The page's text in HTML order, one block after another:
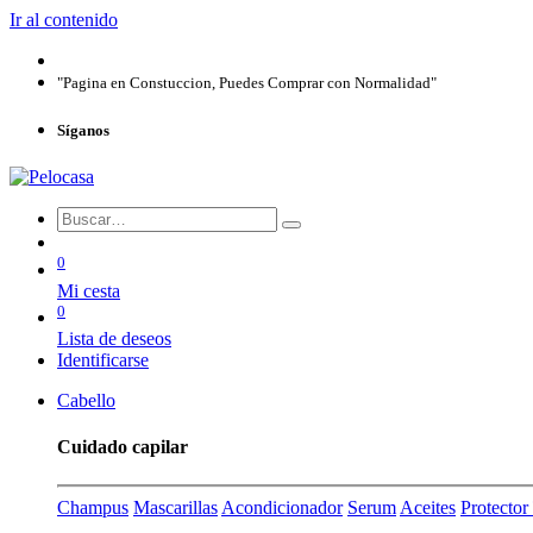
Ir al contenido
"Pagina en Constuccion, Puedes Comprar con Normalidad"
Síganos
0
Mi cesta
0
Lista de deseos
Identificarse
Cabello
Cuidado capilar
Champus Mascarillas Acondicionador Serum Aceites